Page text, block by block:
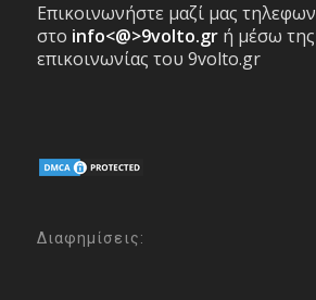
Επικοινωνήστε μαζί μας
στο info<@>9volto.gr ή μέσω
επικοινωνίας του 9volto.gr
Διαφημίσεις: